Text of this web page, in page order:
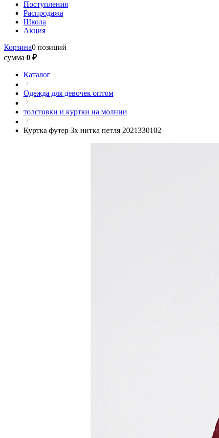
Поступления
Распродажа
Школа
Акция
Корзина0 позиций
сумма 0 ₽
Каталог
Одежда для девочек оптом
толстовки и куртки на молнии
Куртка футер 3х нитка петля 2021330102